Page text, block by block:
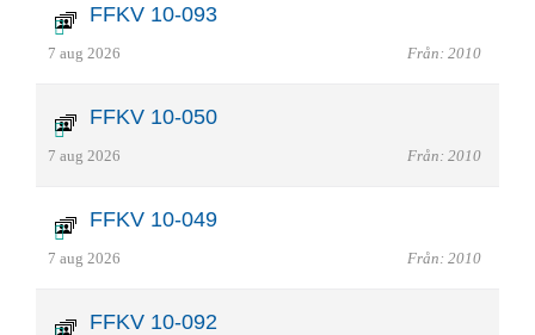
FFKV 10-093
7 aug 2026 Från: 2010
FFKV 10-050
7 aug 2026 Från: 2010
FFKV 10-049
7 aug 2026 Från: 2010
FFKV 10-092